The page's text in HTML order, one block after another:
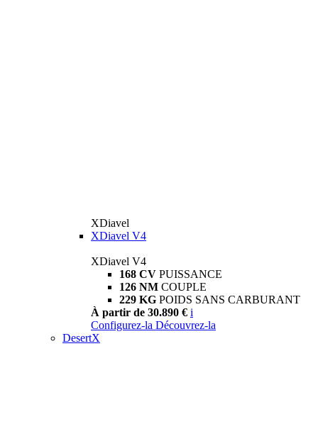
XDiavel
XDiavel V4
XDiavel V4
168 CV PUISSANCE
126 NM COUPLE
229 KG POIDS SANS CARBURANT
À partir de 30.890 € i
Configurez-la Découvrez-la
DesertX